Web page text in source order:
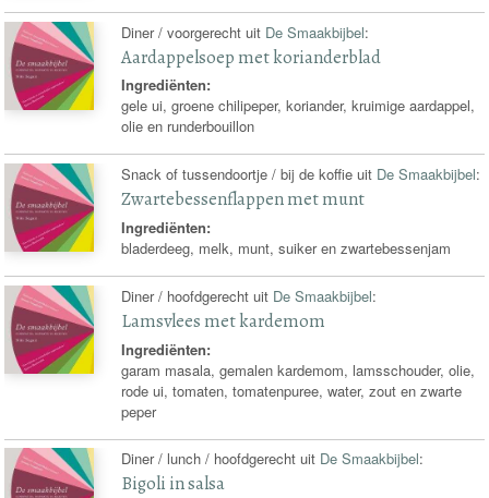
Diner / voorgerecht uit De Smaakbijbel:
Aardappelsoep met korianderblad
Ingrediënten:
gele ui, groene chilipeper, koriander, kruimige aardappel,
olie en runderbouillon
Snack of tussendoortje / bij de koffie uit De Smaakbijbel:
Zwartebessenflappen met munt
Ingrediënten:
bladerdeeg, melk, munt, suiker en zwartebessenjam
Diner / hoofdgerecht uit De Smaakbijbel:
Lamsvlees met kardemom
Ingrediënten:
garam masala, gemalen kardemom, lamsschouder, olie,
rode ui, tomaten, tomatenpuree, water, zout en zwarte
peper
Diner / lunch / hoofdgerecht uit De Smaakbijbel:
Bigoli in salsa